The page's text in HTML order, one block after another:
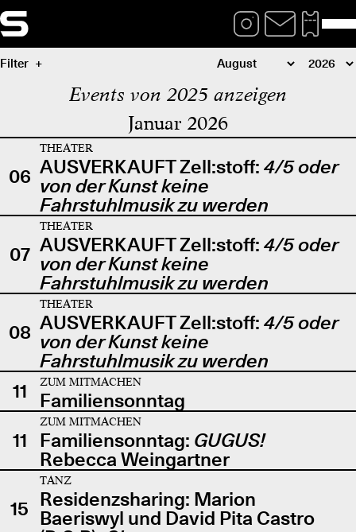
Filter
Events von 2025 anzeigen
Januar 2026
06
THEATER
AUSVERKAUFT Zell:stoff: 4/5 oder
von der Kunst keine
Fahrstuhlmusik zu werden
07
THEATER
AUSVERKAUFT Zell:stoff: 4/5 oder
von der Kunst keine
Fahrstuhlmusik zu werden
08
THEATER
AUSVERKAUFT Zell:stoff: 4/5 oder
von der Kunst keine
Fahrstuhlmusik zu werden
11
ZUM MITMACHEN
Familiensonntag
11
ZUM MITMACHEN
Familiensonntag: GUGUS!
Rebecca Weingartner
15
TANZ
Residenzsharing: Marion
Baeriswyl und David Pita Castro